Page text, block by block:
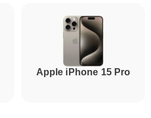
Apple iPhone 15 Pro